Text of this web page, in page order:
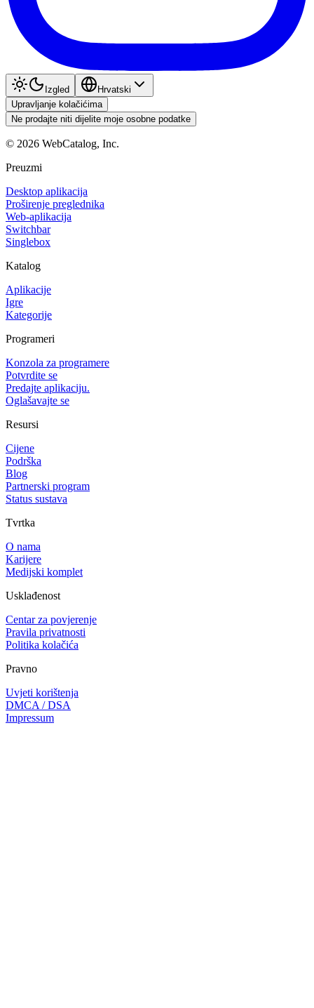
Izgled
Hrvatski
Upravljanje kolačićima
Ne prodajte niti dijelite moje osobne podatke
© 2026 WebCatalog, Inc.
Preuzmi
Desktop aplikacija
Proširenje preglednika
Web-aplikacija
Switchbar
Singlebox
Katalog
Aplikacije
Igre
Kategorije
Programeri
Konzola za programere
Potvrdite se
Predajte aplikaciju.
Oglašavajte se
Resursi
Cijene
Podrška
Blog
Partnerski program
Status sustava
Tvrtka
O nama
Karijere
Medijski komplet
Usklađenost
Centar za povjerenje
Pravila privatnosti
Politika kolačića
Pravno
Uvjeti korištenja
DMCA / DSA
Impressum